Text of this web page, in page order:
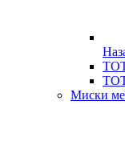
Миски